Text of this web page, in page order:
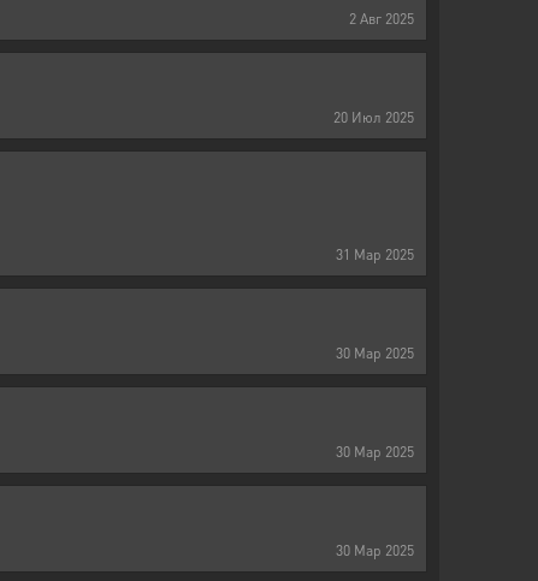
2 Авг 2025
20 Июл 2025
31 Мар 2025
30 Мар 2025
30 Мар 2025
30 Мар 2025